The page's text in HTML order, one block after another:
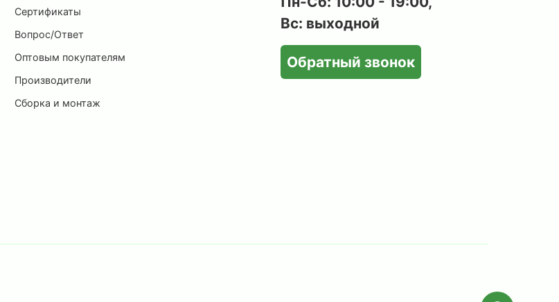
Сертификаты
Вопрос/Ответ
Оптовым покупателям
Производители
Сборка и монтаж
Вс: выходной
Обратный звонок